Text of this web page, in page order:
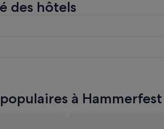
des hôtels
à Hammerfest